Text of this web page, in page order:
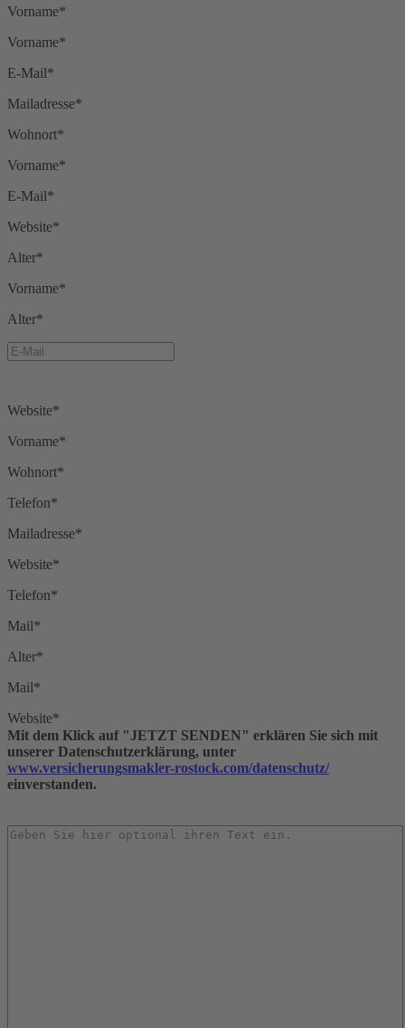
Vorname*
Vorname*
E-Mail*
Mailadresse*
Wohnort*
Vorname*
E-Mail*
Website*
Alter*
Vorname*
Alter*
Website*
Vorname*
Wohnort*
Telefon*
Mailadresse*
Website*
Telefon*
Mail*
Alter*
Mail*
Website*
Mit dem Klick auf "JETZT SENDEN" erklären Sie sich mit
unserer Datenschutzerklärung, unter
www.versicherungsmakler-rostock.com/datenschutz/
einverstanden.